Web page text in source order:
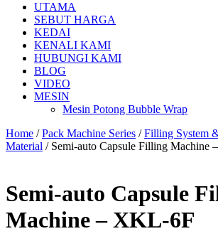
UTAMA
SEBUT HARGA
KEDAI
KENALI KAMI
HUBUNGI KAMI
BLOG
VIDEO
MESIN
Mesin Potong Bubble Wrap
Home /Pack Machine Series /Filling System
Material / Semi-auto Capsule Filling Machine
Semi-auto Capsule
Machine – XKL-6F